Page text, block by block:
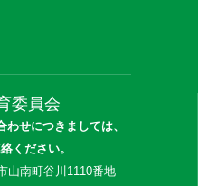
委員会
せにつきましては、
ください。
山南町谷川1110番地